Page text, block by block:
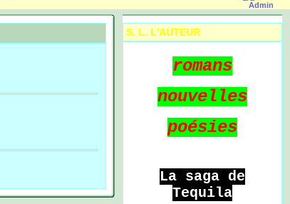
Admin
S. L. L'AUTEUR
romans
nouvelles
poésies
La saga de
Tequila